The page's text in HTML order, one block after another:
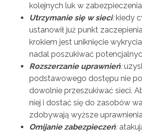
kolejnych luk w
Utrzymanie się w sieci:kiedy
ustanowił już punkt
krokiem jest uniknięcie
nadal poszukiwać
Rozszerzanie uprawnień:
podstawowego dostępu nie
dowolnie przeszukiwać sieci.
niej i dostać się do zasobów
zdobywają wyższe
Omijanie zabezpieczeń: